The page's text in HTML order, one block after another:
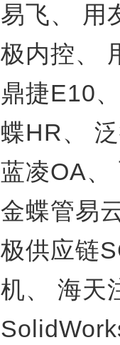
易飞、
用
极内控、
鼎捷E10、
蝶HR、
蓝凌OA、
金蝶管易
极供应链
机、
海天